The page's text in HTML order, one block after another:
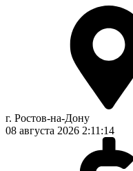
г. Ростов-на-Дону
08 августа 2026 2:11:14